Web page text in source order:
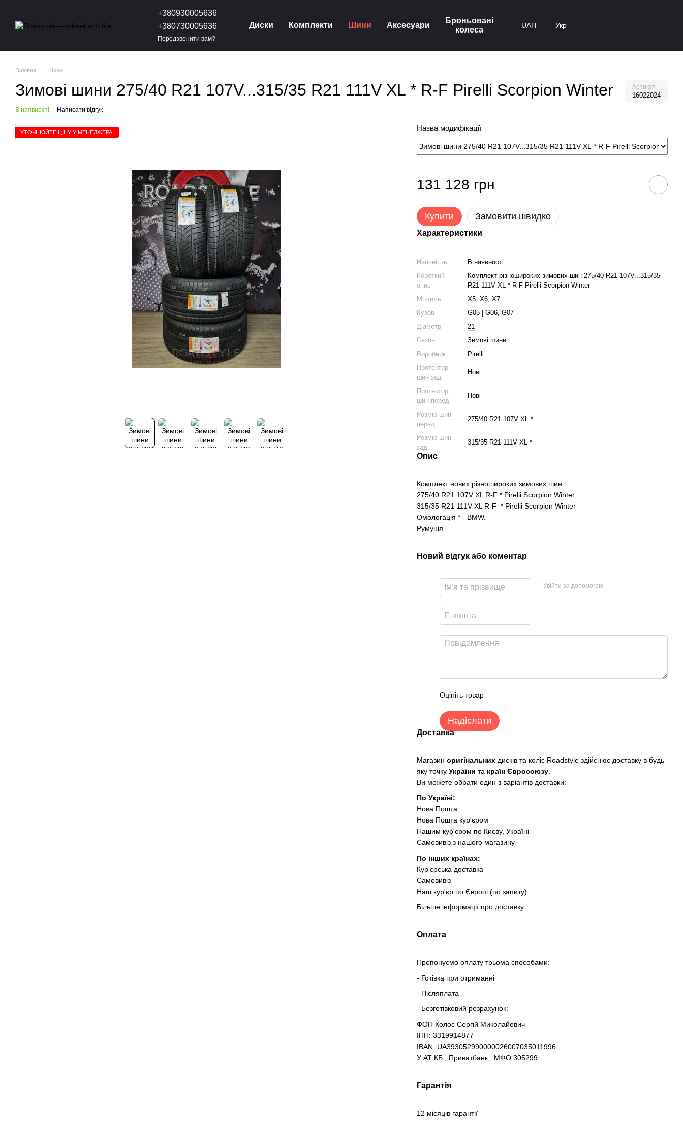
+380930005636
+380730005636
Передзвонити вам?
Диски Комплекти Шини Аксесуари
Броньовані
колеса
UAH Укр
Головна Шини
Зимові шини 275/40 R21 107V...315/35 R21 111V XL * R-F Pirelli Scorpion Winter Артикул
16022024
В наявності Написати відгук
УТОЧНЮЙТЕ ЦІНУ У МЕНЕДЖЕРА Назва модифікації
131 128 грн
Купити Замовити швидко
Характеристики
Наявність
В наявності
Короткий
опис
Комплект різношироких зимових шин 275/40 R21 107V...315/35
R21 111V XL * R-F Pirelli Scorpion Winter
Модель
X5,X6,X7
Кузов
G05 | G06, G07
Діаметр
21
Сезон
Зимові шини
Виробник
Pirelli
Протектор
шин зад
Нові
Протектор
шин перед
Нові
Розмір шин
перед
275/40 R21 107V XL *
Розмір шин
зад
315/35 R21 111V XL *
Опис
Комплект нових різношироких зимових шин
275/40 R21 107V XL R-F * Pirelli Scorpion Winter
315/35 R21 111V XL R-F * Pirelli Scorpion Winter
Омологація * - BMW.
Румунія
Новий відгук або коментар
Увійти за допомогою
Оцініть товар
Надіслати
Доставка
Магазиноригінальних дисків та коліс Roadstyle здійснює доставку в будь-
яку точкуУкраїнита країн Євросоюзу
Ви можете обрати один з варіантів доставки:
По Україні:
Нова Пошта
Нова Пошта кур'єром
Нашим кур'єром по Києву, Україні
Самовивіз з нашого магазину
По інших країнах:
Кур'єрська доставка
Самовивіз
Наш кур'єр по Європі (по запиту)
Більше інформації про доставку
Оплата
Пропонуємо оплату трьома способами:
- Готівка при отриманні
- Післяплата
- Безготівковий розрахунок:
ФОП Колос Сергій Миколайович
ІПН: 3319914877
IBAN: UA393052990000026007035011996
У АТ КБ ,,Приватбанк,, МФО 305299
Гарантія
12 місяців гарантії